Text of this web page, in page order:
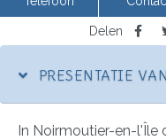
Delen
PRESENTATIE
In Noirmoutier-en-l'Île